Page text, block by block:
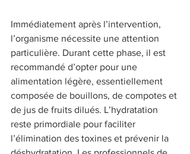
Immédiatement après l’intervention,
l’organisme nécessite une attention
particulière. Durant cette phase, il est
recommandé d’opter pour une
alimentation légère, essentiellement
composée de bouillons, de compotes et
de jus de fruits dilués. L’hydratation
reste primordiale pour faciliter
l’élimination des toxines et prévenir la